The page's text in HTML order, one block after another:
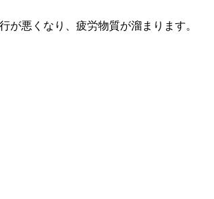
が悪くなり、疲労物質が溜まります。